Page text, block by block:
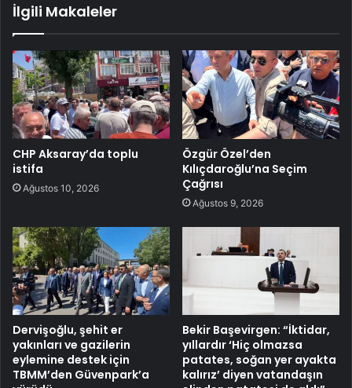
İlgili Makaleler
CHP Aksaray’da toplu
istifa
Ağustos 10, 2026
Özgür Özel’den
Kılıçdaroğlu’na Seçim
Çağrısı
Ağustos 9, 2026
Dervişoğlu, şehit er
yakınları ve gazilerin
eylemine destek için
TBMM’den Güvenpark’a
Bekir Başevirgen: “İktidar,
yıllardır ‘Hiç olmazsa
patates, soğan yer ayakta
kalırız’ diyen vatandaşın